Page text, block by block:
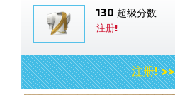
130 超级分数
注册!
注册! >>